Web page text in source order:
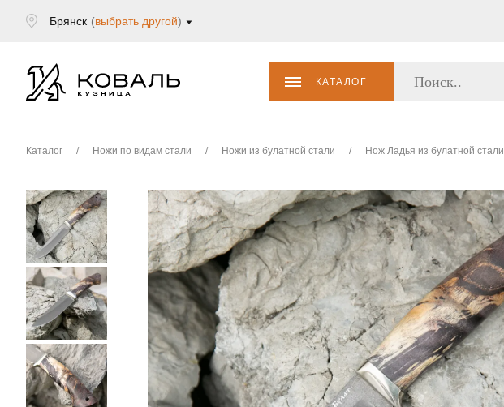
Брянск (выбрать другой)
КАТАЛОГ
Каталог / Ножи по видам стали / Ножи из булатной стали / Нож Ладья из булатной стали